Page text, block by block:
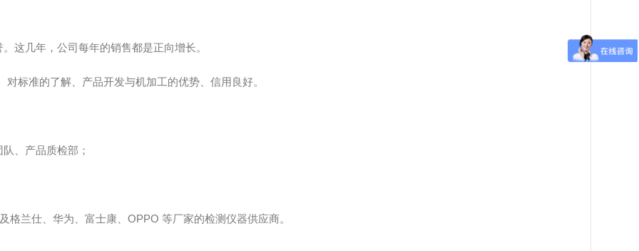
这几年，公司每年的销售都是正向增长。
准的了解、产品开发与机加工的优势、信用良好。
、产品质检部；
兰仕、华为、富士康、OPPO 等厂家的检测仪器供应商。